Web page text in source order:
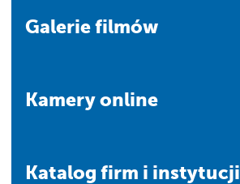
Galerie filmów
Kamery online
Katalog firm i instytucji